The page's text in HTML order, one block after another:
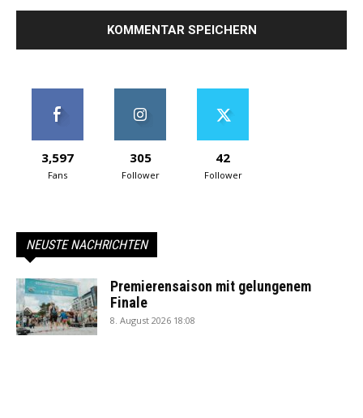
3,597
Fans
305
Follower
42
Follower
NEUSTE NACHRICHTEN
Premierensaison mit gelungenem
Finale
8. August 2026 18:08